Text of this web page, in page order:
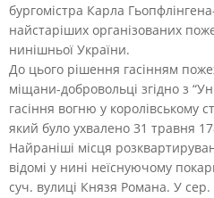
бургомістра Карла
найстаріших організованих
нинішньої України.
До цього рішення гасінням
міщани-добровольці згідно з
гасіння вогню у королівському
який було ухвалено 31 травня
Найраніші місця
відомі у нині неїснуючому
суч. вулиці Князя Романа. У сер.